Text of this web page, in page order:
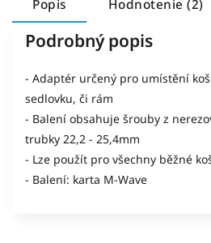
Popis Hodnotenie (2)
Podrobný popis
- Adaptér určený pro umístění
sedlovku, či rám
- Balení obsahuje šrouby z
trubky 22,2 - 25,4mm
- Lze použít pro všechny běžné
- Balení: karta M-Wave